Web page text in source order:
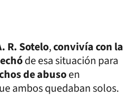
R. Sotelo,convivía con la
de esa situación para
de abusoen
ambos quedaban solos.